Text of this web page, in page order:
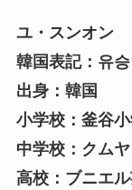
ユ・スンオン
韓国表記：유승
出身：韓国
小学校：釜谷
中学校：クム
高校：ブニエ